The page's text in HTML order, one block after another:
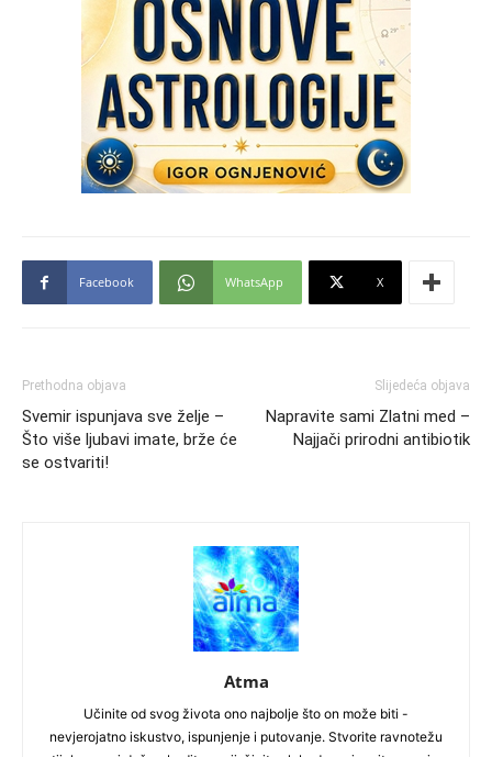
Facebook WhatsApp X
Prethodna objava
Svemir ispunjava sve želje –
Što više ljubavi imate, brže će
se ostvariti!
Slijedeća objava
Napravite sami Zlatni med –
Najjači prirodni antibiotik
Atma
Učinite od svog života ono najbolje što on može biti -
nevjerojatno iskustvo, ispunjenje i putovanje. Stvorite ravnotežu